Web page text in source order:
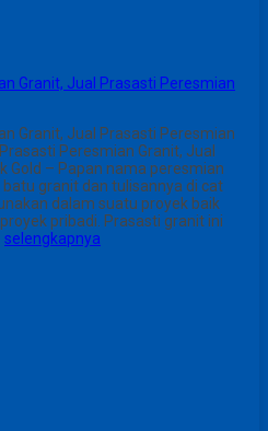
Granit, Jual Prasasti Peresmian
Granit, Jual Prasasti Peresmian
Peresmian Granit, Jual
Gold – Papan nama peresmian
granit dan tulisannya di cat
dalam suatu proyek baik
pribadi. Prasasti granit ini
selengkapnya